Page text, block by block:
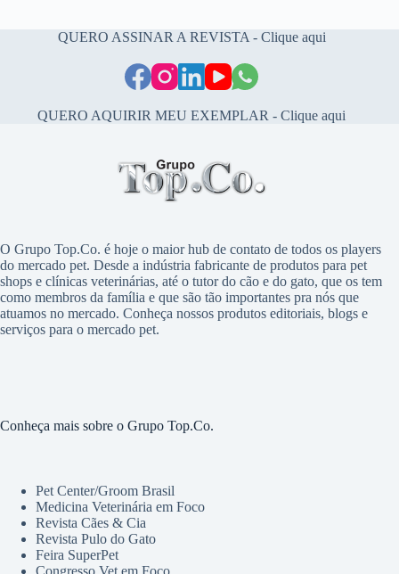
QUERO ASSINAR A REVISTA - Clique aqui
QUERO AQUIRIR MEU EXEMPLAR - Clique aqui
O Grupo Top.Co. é hoje o maior hub de contato de todos os players
do mercado pet. Desde a indústria fabricante de produtos para pet
shops e clínicas veterinárias, até o tutor do cão e do gato, que os tem
como membros da família e que são tão importantes pra nós que
atuamos no mercado. Conheça nossos produtos editoriais, blogs e
serviços para o mercado pet.
Conheça mais sobre o Grupo Top.Co.
Pet Center/Groom Brasil
Medicina Veterinária em Foco
Revista Cães & Cia
Revista Pulo do Gato
Feira SuperPet
Congresso Vet em Foco